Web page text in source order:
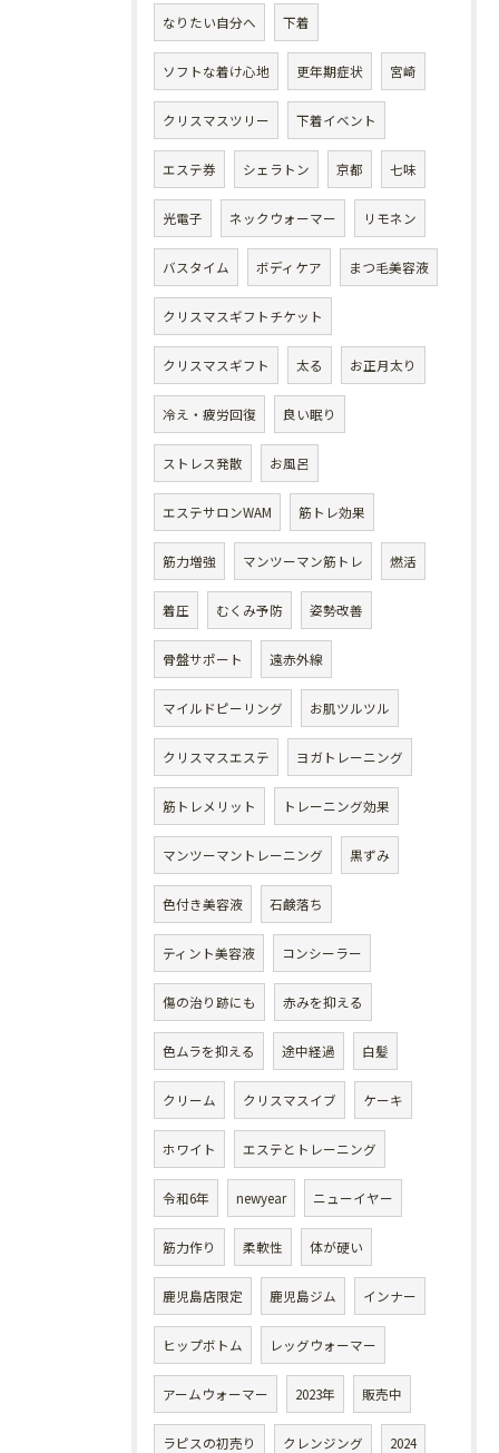
なりたい自分へ 下着
ソフトな着け心地 更年期症状 宮崎
クリスマスツリー 下着イベント
エステ券 シェラトン 京都 七味
光電子 ネックウォーマー リモネン
バスタイム ボディケア まつ毛美容液
クリスマスギフトチケット
クリスマスギフト 太る お正月太り
冷え・疲労回復 良い眠り
ストレス発散 お風呂
エステサロンWAM 筋トレ効果
筋力増強 マンツーマン筋トレ 燃活
着圧 むくみ予防 姿勢改善
骨盤サポート 遠赤外線
マイルドピーリング お肌ツルツル
クリスマスエステ ヨガトレーニング
筋トレメリット トレーニング効果
マンツーマントレーニング 黒ずみ
色付き美容液 石鹸落ち
ティント美容液 コンシーラー
傷の治り跡にも 赤みを抑える
色ムラを抑える 途中経過 白髪
クリーム クリスマスイブ ケーキ
ホワイト エステとトレーニング
令和6年 newyear ニューイヤー
筋力作り 柔軟性 体が硬い
鹿児島店限定 鹿児島ジム インナー
ヒップボトム レッグウォーマー
アームウォーマー 2023年 販売中
ラピスの初売り クレンジング 2024